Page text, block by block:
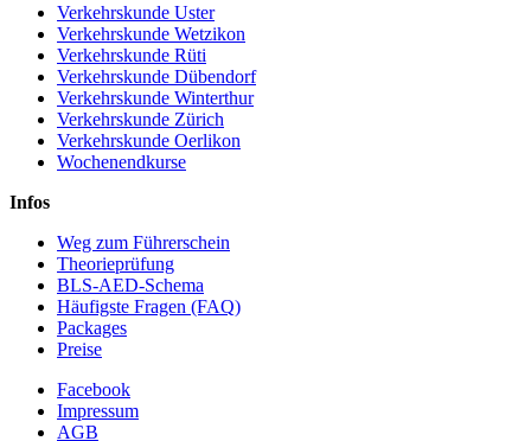
Verkehrskunde Uster
Verkehrskunde Wetzikon
Verkehrskunde Rüti
Verkehrskunde Dübendorf
Verkehrskunde Winterthur
Verkehrskunde Zürich
Verkehrskunde Oerlikon
Wochenendkurse
Infos
Weg zum Führerschein
Theorieprüfung
BLS-AED-Schema
Häufigste Fragen (FAQ)
Packages
Preise
Facebook
Impressum
AGB